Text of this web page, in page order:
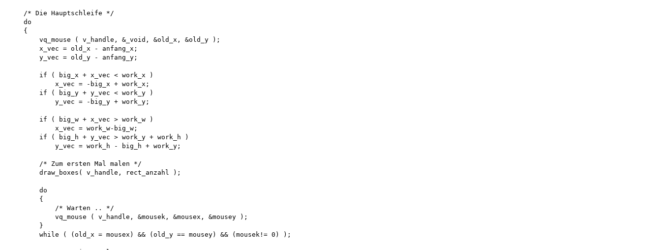
    /* Die Hauptschleife */
    do
    {
        vq_mouse ( v_handle, &_void, &old_x, &old_y );
        x_vec = old_x - anfang_x;
        y_vec = old_y - anfang_y;
        if ( big_x + x_vec < work_x )
            x_vec = -big_x + work_x;
        if ( big_y + y_vec < work_y )
            y_vec = -big_y + work_y;
        if ( big_w + x_vec > work_w )
            x_vec = work_w-big_w;
        if ( big_h + y_vec > work_y + work_h )
            y_vec = work_h - big_h + work_y;
        /* Zum ersten Mal malen */
        draw_boxes( v_handle, rect_anzahl );
        do
        {
            /* Warten .. */
            vq_mouse ( v_handle, &mousek, &mousex, &mousey );
        }
        while ( (old_x = mousex) && (old_y == mousey) && (mousek!= 0) );